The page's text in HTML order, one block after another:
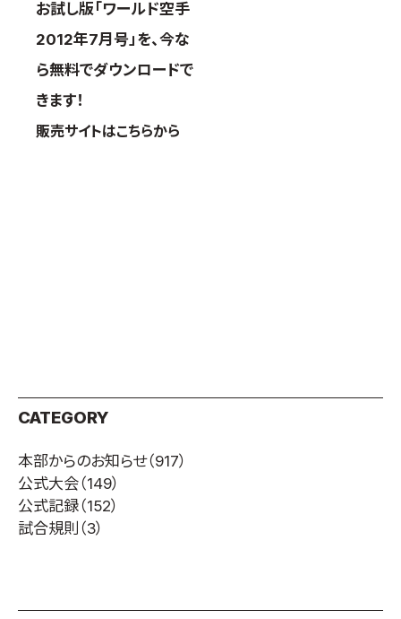
お試し版「ワールド空手
2012年7月号」を、今な
ら無料でダウンロードで
きます！
販売サイトはこちらから
CATEGORY
本部からのお知らせ（917）
公式大会（149）
公式記録（152）
試合規則 （3）